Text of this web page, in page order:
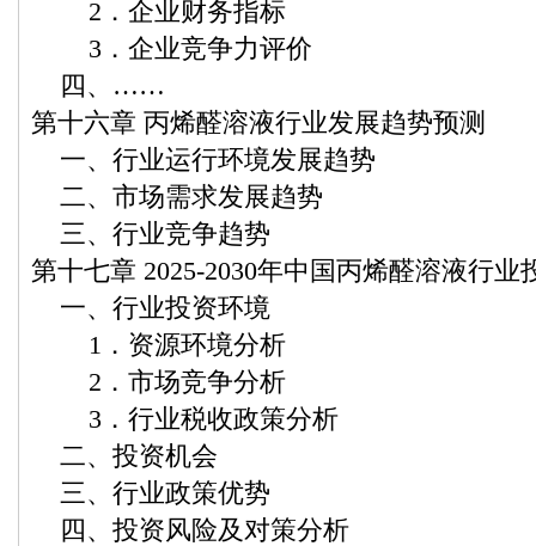
2．企业财务指标
3．企业竞争力评价
四、……
第十六章 丙烯醛溶液行业发展趋势预测
一、行业运行环境发展趋势
二、市场需求发展趋势
三、行业竞争趋势
第十七章 2025-2030年中国丙烯醛溶液行业
一、行业投资环境
1．资源环境分析
2．市场竞争分析
3．行业税收政策分析
二、投资机会
三、行业政策优势
四、投资风险及对策分析